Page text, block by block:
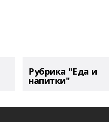
Рубрика "Еда и
напитки"